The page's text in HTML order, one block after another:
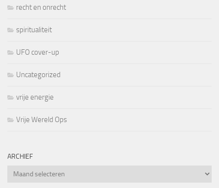
recht en onrecht
spiritualiteit
UFO cover-up
Uncategorized
vrije energie
Vrije Wereld Ops
ARCHIEF
Archief